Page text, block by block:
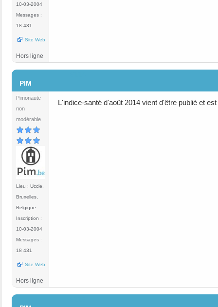
10-03-2004
Messages :
18 431
Site Web
Hors ligne
PIM
Pimonaute
non
modérable
Lieu : Uccle,
Bruxelles,
Belgique
Inscription :
10-03-2004
Messages :
18 431
Site Web
L'indice-santé d'août 2014 vient d'être publié et
Hors ligne